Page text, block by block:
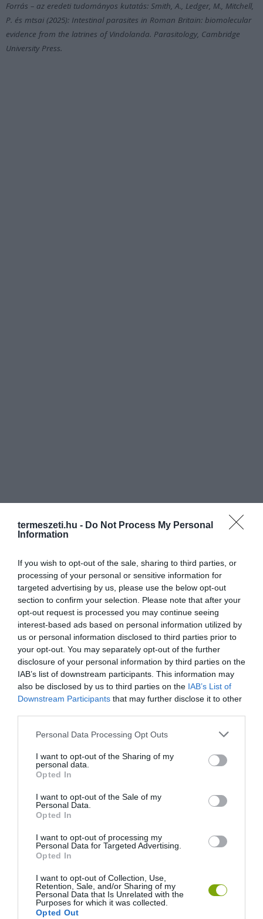
termeszeti.hu - Do Not Process My Personal
Information
If you wish to opt-out of the sale, sharing to third parties, or
processing of your personal or sensitive information for
targeted advertising by us, please use the below opt-out
section to confirm your selection. Please note that after your
opt-out request is processed you may continue seeing
interest-based ads based on personal information utilized by
us or personal information disclosed to third parties prior to
your opt-out. You may separately opt-out of the further
disclosure of your personal information by third parties on the
IAB’s list of downstream participants. This information may
also be disclosed by us to third parties on the IAB’s List of
Downstream Participants that may further disclose it to other
Please note that this website/app uses one or more Google
not limited to your visit or usage behaviour. You may click to
grant or deny consent to Google and its third-party tags to
use your data for below specified purposes in below Google
consent section.
Personal Data Processing Opt Outs
I want to opt-out of the Sharing of my
personal data.
Opted In
I want to opt-out of the Sale of my
Personal Data.
Opted In
I want to opt-out of processing my
Personal Data for Targeted Advertising.
Opted In
I want to opt-out of Collection, Use,
Retention, Sale, and/or Sharing of my
Personal Data that Is Unrelated with the
Purposes for which it was collected.
Opted Out
Forrás – az eredeti tudományos kutatás: Smith, A., Ledger, M., Mitchell,
P. és mtsai (2025): Intestinal parasites in Roman Britain: biomolecular
evidence from the latrines of Vindolanda. Parasitology, Cambridge
University Press.